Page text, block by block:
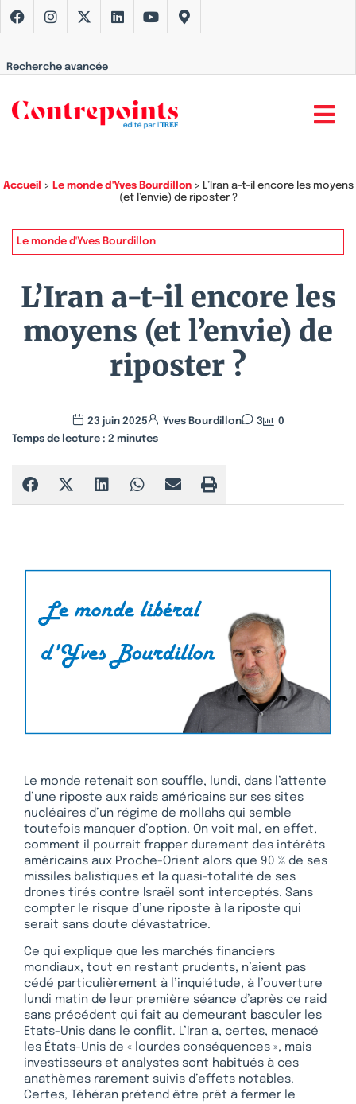
Recherche avancée
Accueil > Le monde d'Yves Bourdillon> L’Iran a-t-il encore les moyens
(et l’envie) de riposter ?
Le monde d'Yves Bourdillon
L’Iran a-t-il encore les
moyens (et l’envie) de
riposter ?
23 juin 2025 Yves Bourdillon 3
0
Temps de lecture : 2 minutes
Le monde retenait son souffle, lundi, dans l’attente
d’une riposte aux raids américains sur ses sites
nucléaires d’un régime de mollahs qui semble
toutefois manquer d’option. On voit mal, en effet,
comment il pourrait frapper durement des intérêts
américains aux Proche-Orient alors que 90 % de ses
missiles balistiques et la quasi-totalité de ses
drones tirés contre Israël sont interceptés. Sans
compter le risque d’une riposte à la riposte qui
serait sans doute dévastatrice.
Ce qui explique que les marchés financiers
mondiaux, tout en restant prudents, n’aient pas
cédé particulièrement à l’inquiétude, à l’ouverture
lundi matin de leur première séance d’après ce raid
sans précédent qui fait au demeurant basculer les
Etats-Unis dans le conflit. L’Iran a, certes, menacé
les États-Unis de « lourdes conséquences », mais
investisseurs et analystes sont habitués à ces
anathèmes rarement suivis d’effets notables.
Certes, Téhéran prétend être prêt à fermer le